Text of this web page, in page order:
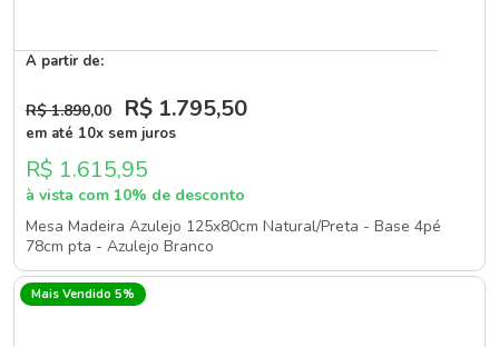
A partir de:
R$ 1.890,00 R$ 1.795,50
em até 10x sem juros
R$ 1.615,95
à vista com 10% de desconto
Mesa Madeira Azulejo 125x80cm Natural/Preta - Base 4pé
78cm pta - Azulejo Branco
Mais Vendido 5%